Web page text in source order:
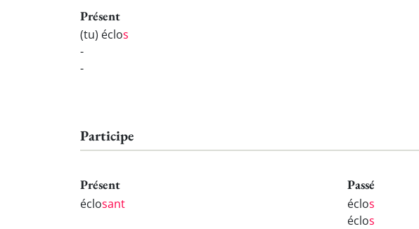
Présent
(tu) éclos
-
-
Participe
Présent
éclosant
Passé
éclos
éclos